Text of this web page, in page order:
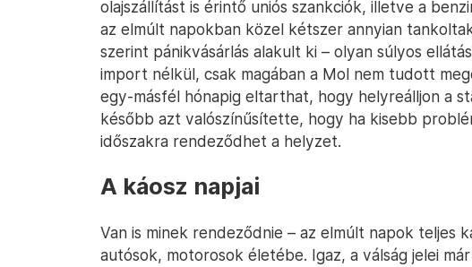
olajszállítást is érintő uniós szankciók, illetve a
az elmúlt napokban közel kétszer annyian
szerint pánikvásárlás alakult ki – olyan súlyos
import nélkül, csak magában a Mol nem tudott
egy-másfél hónapig eltarthat, hogy helyreálljon a
később azt valószínűsítette, hogy ha kisebb
időszakra rendeződhet a helyzet.
A káosz napjai
Van is minek rendeződnie – az elmúlt napok teljes
autósok, motorosok életébe. Igaz, a válság jelei